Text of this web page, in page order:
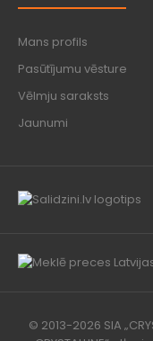
Mans profils
Pasūtījumu vēsture
Vēlmju saraksts
Jaunumi
© 2013-2026 SIA